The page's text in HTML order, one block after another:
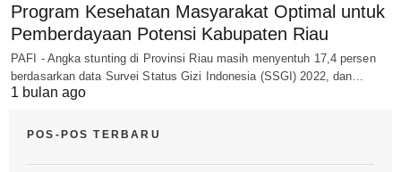
Program Kesehatan Masyarakat Optimal untuk
Pemberdayaan Potensi Kabupaten Riau
PAFI - Angka stunting di Provinsi Riau masih menyentuh 17,4 persen
berdasarkan data Survei Status Gizi Indonesia (SSGI) 2022, dan…
1 bulan ago
POS-POS TERBARU